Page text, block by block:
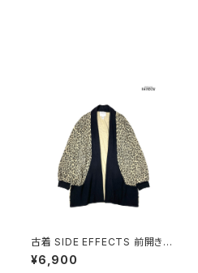
古着 SIDE EFFECTS 前開き
総柄 レオパード柄 長袖 ニット
アウター ベージュ (ttu250905
¥6,900